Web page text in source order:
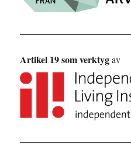
Artikel 19 som verktygav